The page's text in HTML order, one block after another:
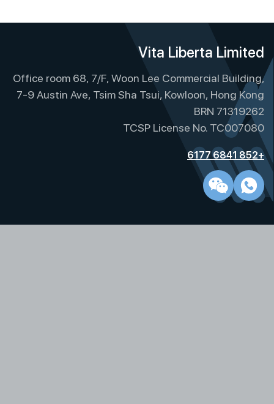
Vita Liberta Limited
Office room 68, 7/F, Woon Lee Commercial Building,
7-9 Austin Ave, Tsim Sha Tsui, Kowloon, Hong Kong
BRN 71319262
TCSP License No. TC007080
+852 6841 6177